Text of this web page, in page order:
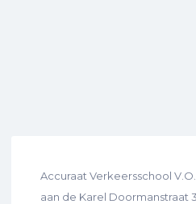
Accuraat Verkeersschool
aan de Karel Doormanstraat